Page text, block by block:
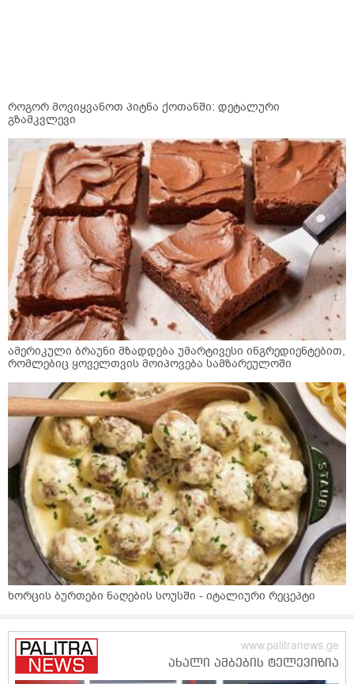
როგორ მოვიყვანოთ პიტნა ქოთანში: დეტალური
გზამკვლევი
ამერიკული ბრაუნი მზადდება უმარტივესი ინგრედიენტებით,
რომლებიც ყოველთვის მოიპოვება სამზარეულოში
ხორცის ბურთები ნაღების სოუსში - იტალიური რეცეპტი